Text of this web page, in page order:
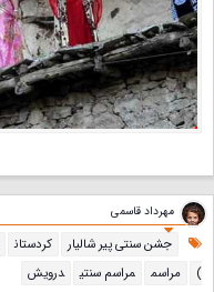
مهرداد قاسمی
جشن سنتی پیر شالیار کردستان
)
مراسم مراسم سنتی درویش